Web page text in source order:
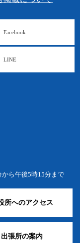
Facebook
LINE
ら午後5時15分まで
所へのアクセス
出張所の案内